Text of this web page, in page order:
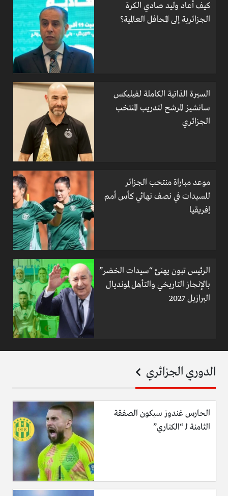
كيف أعاد وليد صادي الكرة
الجزائرية إلى المحافل العالمية؟
السيرة الذاتية الكاملة لفيليكس
سانشيز المرشح لتدريب المنتخب
الجزائري
موعد مباراة منتخب الجزائر
للسيدات في نصف نهائي كأس أمم
إفريقيا
الرئيس تبون يهنئ “سيدات الخضر”
بالإنجاز التاريخي والتأهل لمونديال
البرازيل 2027
الدوري الجزائري
الحارس غندوز سيكون الصفقة
الثامنة لـ “الكناري”